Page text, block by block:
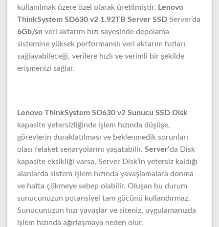
kullanılmak üzere özel olarak üretilmiştir. Lenovo
ThinkSystem SD630 v2 1.92TB Server SSD Server’da
6Gb/sn veri aktarım hızı sayesinde depolama
sistemine yüksek performanslı veri aktarım hızları
sağlayabileceği, verilere hızlı ve verimli bir şekilde
erişmenizi sağlar.
Lenovo ThinkSystem SD630 v2 Sunucu SSD Disk
kapasite yetersizliğinde işlem hızında düşüşe,
görevlerin duraklatılması ve beklenmedik sorunları
olası felaket senaryolarını yaşatabilir. Server’da Disk
kapasite eksikliği varsa, Server Disk’in yetersiz kaldığı
alanlarda sistem işlem hızında yavaşlamalara donma
ve hatta çökmeye sebep olabilir. Oluşan bu durum
sunucunuzun potansiyel tam gücünü kullandırmaz,
Sunucunuzun hızı yavaşlar ve siteniz, uygulamanızda
işlem hızında ağırlaşmaya neden olur.